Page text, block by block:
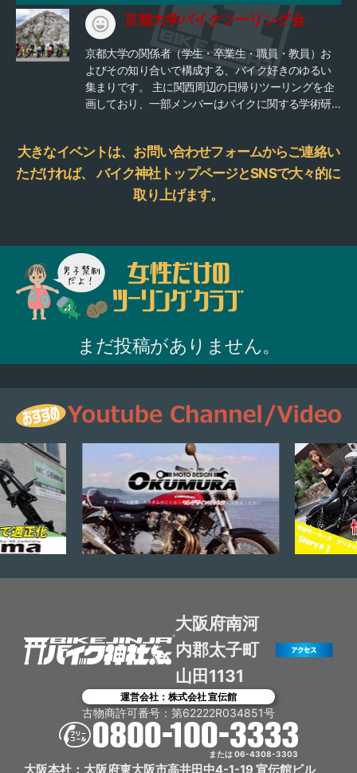
京都大学バイクツーリング会
京都大学の関係者（学生・卒業生・職員・教員）お
よびその知り合いで構成する、バイク好きのゆるい
集まりです。 主に関西周辺の日帰りツーリングを企
画しており、一部メンバーはバイクに関する学術研
り合いであれば誰でもご参加いただけますので、会
のWebサイト（サークルスクエア内）の「メンバー
登録」ボタンからお気軽にご登録ください。 ◆ 月１
ぐらいでツーリング等を企画し参加は自由。 ◆ オフ
バイクをせずレンタルバイクでの参加もOK。 ◆ 会
費などメンバーの義務は特にありません。 ◆ これか
ら免許を取得する人の登録も歓迎。 その他、気にな
る点がありましたら、下記までご連絡お願いしま
す！ 管理人：川端祐一郎（工学研究科准教授） 連絡
先：kumc@trans.kuciv.kyoto-u.ac.jp
大きなイベントは、お問い合わせフォームからご連絡い
ただければ、
バイク神社トップページとSNSで大々的に
取り上げます。
まだ投稿がありません。
大阪府南河
内郡太子町
山田1131
運営会社：株式会社 宣伝館
古物商許可番号：第62222R034851号
または 06-4308-3303
大阪本社：大阪府東大阪市高井田中4-1-19 宣伝館ビル